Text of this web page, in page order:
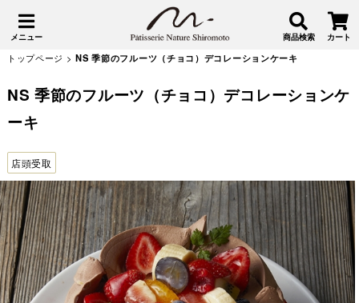
メニュー 商品検索 カート
トップページ >NS 季節のフルーツ（チョコ）デコレーションケーキ
NS 季節のフルーツ（チョコ）デコレーションケ
ーキ
店頭受取